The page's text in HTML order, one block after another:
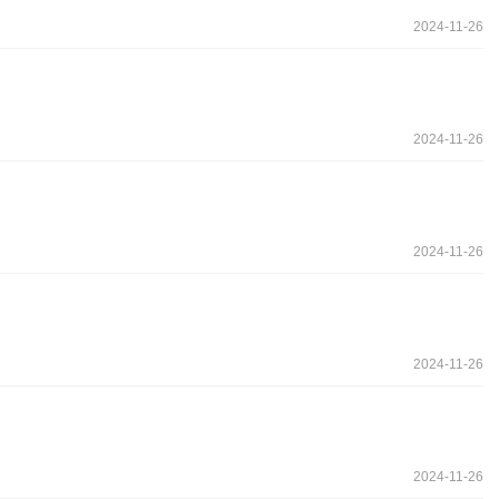
2024-11-26
2024-11-26
2024-11-26
2024-11-26
2024-11-26